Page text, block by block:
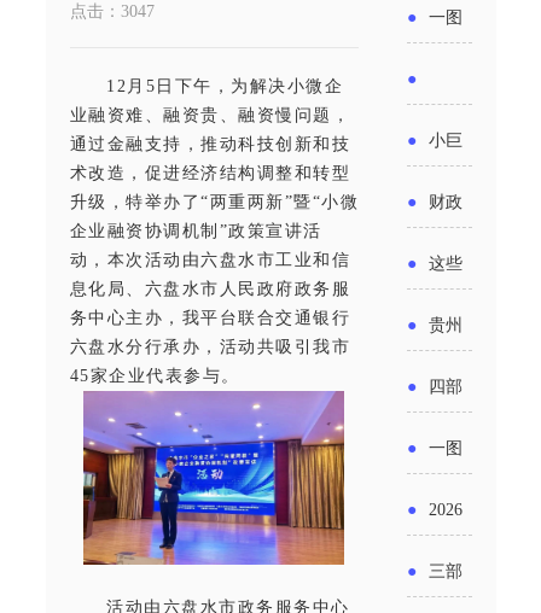
点击：3047
12月5日下午，为解决小微企
业融资难、融资贵、融资慢问题，
通过金融支持，推动科技创新和技
术改造，促进经济结构调整和转型
升级，特举办了“两重两新”暨“小微
企业融资协调机制”政策宣讲活
动，本次活动由六盘水市工业和信
息化局、六盘水市人民政府政务服
务中心主办，我平台联合交通银行
六盘水分行承办，活动共吸引我市
45家企业代表参与。
活动由六盘水市政务服务中心
元！贵
州开展
2026年
轮汽车
销活动
省科技
成果转
化中试
报工作
● 一图
出台酒
类新规
酒企出
点关注
●
小企业
发展环
境评估
发布
解）
● 小巨
了？工
信部准
备怎么
● 财政
继续实
施专精
特新中
财政奖
● 这些
贷款，
最高可
获1.5%
政贴息
● 贵州
举措激
发各类
经营主
● 四部
求做好
帮扶小
● 一图
法及其
● 2026
● 三部